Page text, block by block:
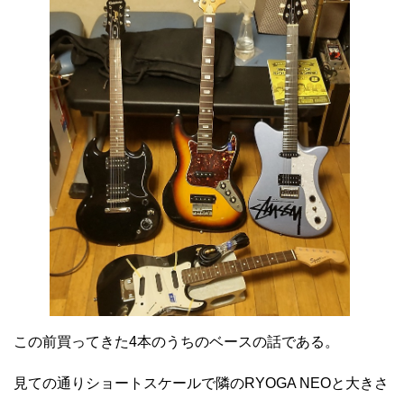
この前買ってきた4本のうちのベースの話である。
見ての通りショートスケールで隣のRYOGA NEOと大きさ